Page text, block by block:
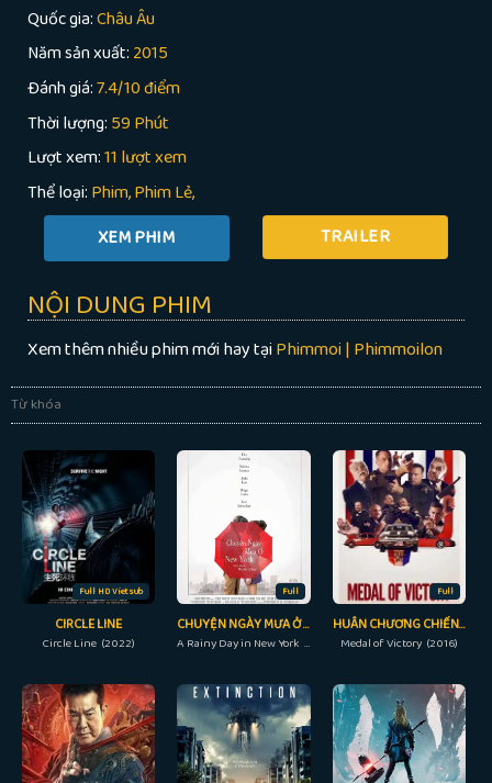
Quốc gia:Châu Âu
Năm sản xuất: 2015
Đánh giá:7.4/10 điểm
Thời lượng: 59 Phút
Lượt xem:11 lượt xem
Thể loại: Phim Phim Lẻ
TRAILER
NỘI DUNG PHIM
Xem thêm nhiều phim mới hay tạiPhimmoi | Phimmoilon
Từ khóa
Full HD Vietsub
CIRCLE LINE
Circle Line (2022)
Full
CHUYỆN NGÀY MƯA Ở NEW YORK
A Rainy Day in New York (2019)
Full
HUÂN CHƯƠNG CHIẾN THẮNG
Medal of Victory (2016)